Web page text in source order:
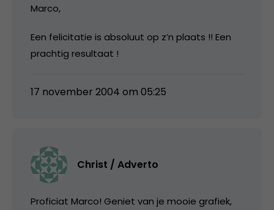
Marco,
Een felicitatie is absoluut op z’n plaats !! Een
prachtig resultaat !
17 november 2004 om 05:25
Christ / Adverto
Proficiat Marco! Geniet van je mooie grafiek,